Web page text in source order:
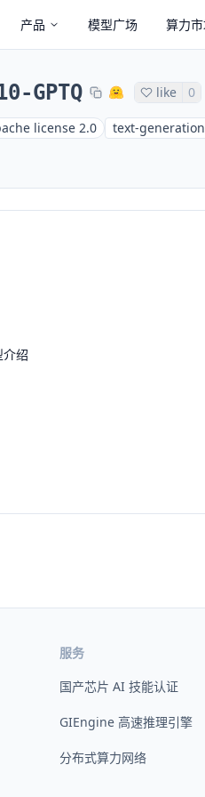
产品 模型广场 算力
GPTQ like 0
license 2.0 text-
绍
服务
国产芯片 AI 技能认证
GIEngine 高速推理引擎
分布式算力网络